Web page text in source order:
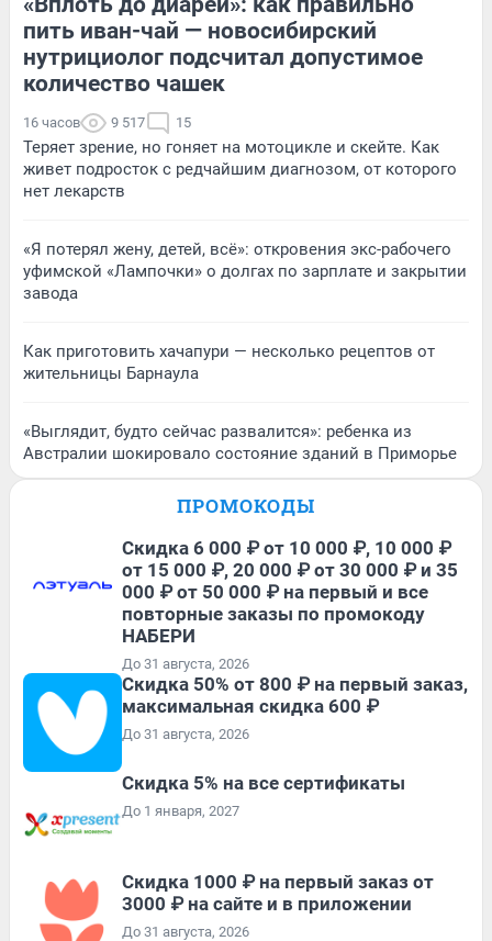
пить иван-чай — новосибирский
нутрициолог подсчитал допустимое
количество чашек
16 часов 9 517 15
Теряет зрение, но гоняет на мотоцикле и скейте. Как
живет подросток с редчайшим диагнозом, от которого
нет лекарств
«Я потерял жену, детей, всё»: откровения экс-рабочего
уфимской «Лампочки» о долгах по зарплате и закрытии
завода
Как приготовить хачапури — несколько рецептов от
жительницы Барнаула
«Выглядит, будто сейчас развалится»: ребенка из
Австралии шокировало состояние зданий в Приморье
ПРОМОКОДЫ
Скидка 6 000 ₽ от 10 000 ₽, 10 000 ₽
от 15 000 ₽, 20 000 ₽ от 30 000 ₽ и 35
000 ₽ от 50 000 ₽ на первый и все
повторные заказы по промокоду
НАБЕРИ
До 31 августа, 2026
Скидка 50% от 800 ₽ на первый заказ,
максимальная скидка 600 ₽
До 31 августа, 2026
Скидка 5% на все сертификаты
До 1 января, 2027
Скидка 1000 ₽ на первый заказ от
3000 ₽ на сайте и в приложении
До 31 августа, 2026